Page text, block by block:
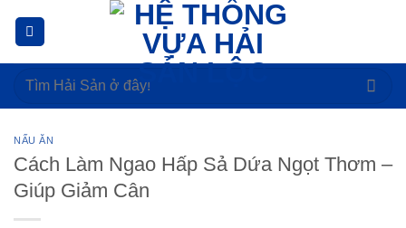
dung
Tìm
NẤU ĂN
Cách Làm Ngao Hấp Sả Dứa Ngọt Thơm –
Giúp Giảm Cân